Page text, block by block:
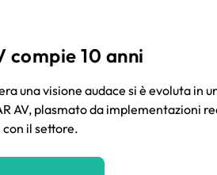
compie 10 anni
una visione audace si è evoluta in
AV, plasmato da implementazioni
il settore.